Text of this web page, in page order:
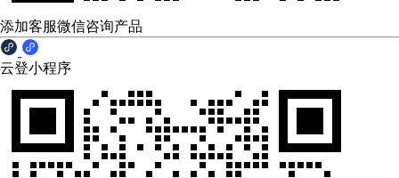
添加客服微信咨询产品
云登小程序